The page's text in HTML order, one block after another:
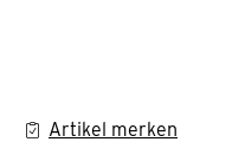
Artikel merken